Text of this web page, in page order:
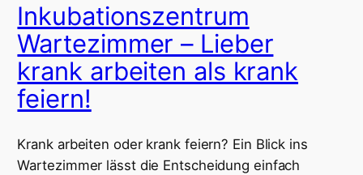
Inkubationszentrum
Wartezimmer – Lieber
krank arbeiten als krank
feiern!
Krank arbeiten oder krank feiern? Ein Blick ins
Wartezimmer lässt die Entscheidung einfach